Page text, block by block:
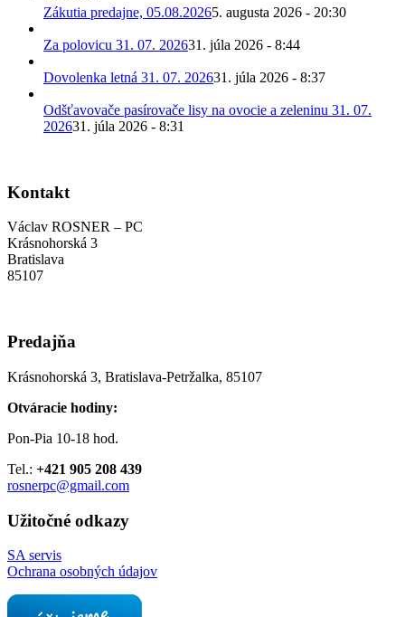
Zákutia predajne, 05.08.20265. augusta 2026 - 20:30
Za polovicu 31. 07. 202631. júla 2026 - 8:44
Dovolenka letná 31. 07. 202631. júla 2026 - 8:37
Odšťavovače pasírovače lisy na ovocie a zeleninu 31. 07.
202631. júla 2026 - 8:31
Kontakt
Václav ROSNER – PC
Krásnohorská 3
Bratislava
85107
Predajňa
Krásnohorská 3, Bratislava-Petržalka, 85107
Otváracie hodiny:
Pon-Pia 10-18 hod.
Tel.: +421 905 208 439
rosnerpc@gmail.com
Užitočné odkazy
SA servis
Ochrana osobných údajov